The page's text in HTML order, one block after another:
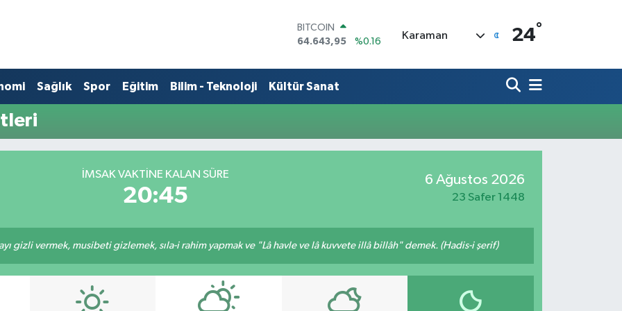
BITCOIN
64.643,95
%0.16
47,6006
%0.06
EURO
GRAM ALTIN
6500.87
%0.12
Karaman 24°
Sağlık Spor Eğitim Bilim - Teknoloji Kültür Sanat
İMSAK VAKTINE KALAN SÜRE
20:45
6 Ağustos 2026
23 Safer 1448
gizli vermek, musibeti gizlemek, sıla-i rahim yapmak ve "Lâ havle ve lâ kuvvete illâ billâh" demek. (Hadis-i şerif)